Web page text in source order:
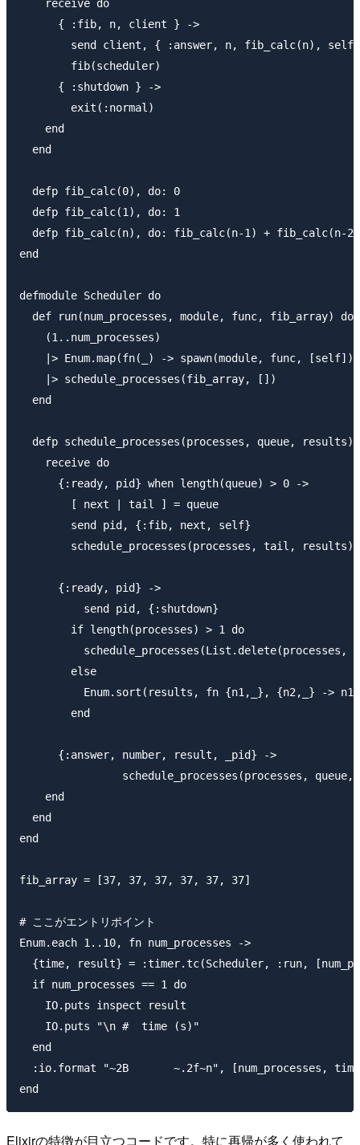
    receive do
      { :fib, n, client } ->
send client, { :answer, n, fib_calc(n), self
        fib(scheduler)
      { :shutdown } ->
        exit(:normal)
    end
  end
  defp fib_calc(0), do: 0
  defp fib_calc(1), do: 1
  defp fib_calc(n), do: fib_calc(n-1) + fib_calc(n-2)
end
defmodule Scheduler do
  def run(num_processes, module, func, fib_array) do
    (1..num_processes)
|> Enum.map(fn(_) -> spawn(module, func, [self])
    |> schedule_processes(fib_array, [])
  end
defp schedule_processes(processes, queue, results)
    receive do
      {:ready, pid} when length(queue) > 0 ->
        [ next | tail ] = queue
        send pid, {:fib, next, self}
        schedule_processes(processes, tail, results)
      {:ready, pid} ->
          send pid, {:shutdown}
        if length(processes) > 1 do
schedule_processes(List.delete(processes,
        else
Enum.sort(results, fn {n1,_}, {n2,_} -> n1
        end
      {:answer, number, result, _pid} ->
schedule_processes(processes,
    end
  end
end
fib_array = [37, 37, 37, 37, 37, 37]
# ここがエントリポイント
Enum.each 1..10, fn num_processes ->
{time, result} = :timer.tc(Scheduler, :run,
  if num_processes == 1 do
    IO.puts inspect result
    IO.puts "\n #  time (s)"
  end
:io.format "~2B       ~.2f~n", [num_processes,
Elixirの特徴が目立つコードです。特に再帰が多く使われて